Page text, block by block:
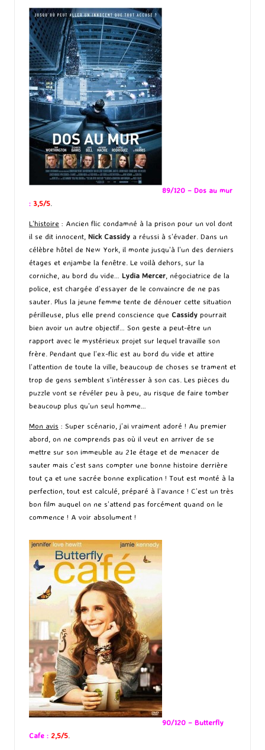
89/120 – Dos au mur
: 3,5/5
L’histoire : Ancien flic condamné à la prison pour un vol dont
il se dit innocent, Nick Cassidy a réussi à s’évader. Dans un
célèbre hôtel de New York, il monte jusqu’à l’un des derniers
étages et enjambe la fenêtre. Le voilà dehors, sur la
corniche, au bord du vide… Lydia Mercer , négociatrice de la
police, est chargée d’essayer de le convaincre de ne pas
sauter. Plus la jeune femme tente de dénouer cette situation
périlleuse, plus elle prend conscience que Cassidy pourrait
bien avoir un autre objectif… Son geste a peut-être un
rapport avec le mystérieux projet sur lequel travaille son
frère. Pendant que l’ex-flic est au bord du vide et attire
l’attention de toute la ville, beaucoup de choses se trament et
trop de gens semblent s’intéresser à son cas. Les pièces du
puzzle vont se révéler peu à peu, au risque de faire tomber
beaucoup plus qu’un seul homme…
Mon avis : Super scénario, j’ai vraiment adoré ! Au premier
abord, on ne comprends pas où il veut en arriver de se
mettre sur son immeuble au 21e étage et de menacer de
sauter mais c’est sans compter une bonne histoire derrière
tout ça et une sacrée bonne explication ! Tout est monté à la
perfection, tout est calculé, préparé à l’avance ! C’est un très
bon film auquel on ne s’attend pas forcément quand on le
commence ! A voir absolument !
90/120 – Butterfly
Cafe : 2,5/5